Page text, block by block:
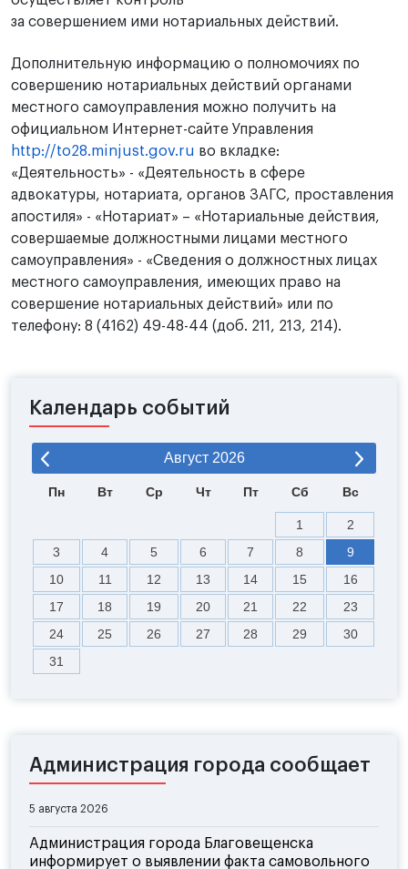
за совершением ими нотариальных действий.
Дополнительную информацию о полномочиях по
совершению нотариальных действий органами
местного самоуправления можно получить на
официальном Интернет-сайте Управления
http://to28.minjust.gov.ru во вкладке:
«Деятельность» - «Деятельность в сфере
адвокатуры, нотариата, органов ЗАГС, проставления
апостиля» - «Нотариат» – «Нотариальные действия,
совершаемые должностными лицами местного
самоуправления» - «Сведения о должностных лицах
местного самоуправления, имеющих право на
совершение нотариальных действий» или по
телефону: 8 (4162) 49-48-44 (доб. 211, 213, 214).
Календарь событий
Август 2026
Пн Вт Ср Чт Пт Сб Вс
1
2
3
4 5 6 7 8
9
10
11 12 13 14 15
16
17
18 19 20 21 22
23
24
25 26 27 28 29
30
31
Администрация города сообщает
5 августа 2026
Администрация города Благовещенска
информирует о выявлении факта самовольного